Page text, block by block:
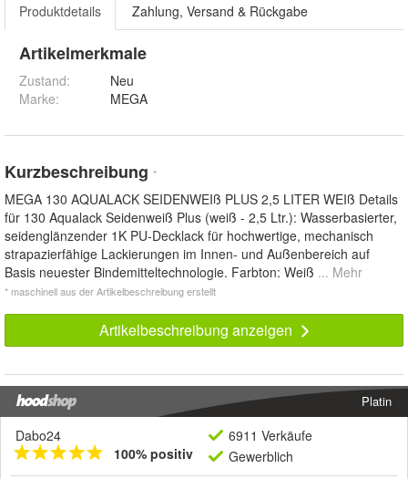
Produktdetails Zahlung, Versand & Rückgabe
Artikelmerkmale
Zustand:
Neu
Marke:
MEGA
Kurzbeschreibung *
MEGA 130 AQUALACK SEIDENWEIß PLUS 2,5 LITER WEIß Details
für 130 Aqualack Seidenweiß Plus (weiß - 2,5 Ltr.): Wasserbasierter,
seidenglänzender 1K PU-Decklack für hochwertige, mechanisch
strapazierfähige Lackierungen im Innen- und Außenbereich auf
Basis neuester Bindemitteltechnologie. Farbton: Weiß ... Mehr
* maschinell aus der Artikelbeschreibung erstellt
Artikelbeschreibung anzeigen
Platin
Dabo24
100% positiv
6911 Verkäufe
Gewerblich